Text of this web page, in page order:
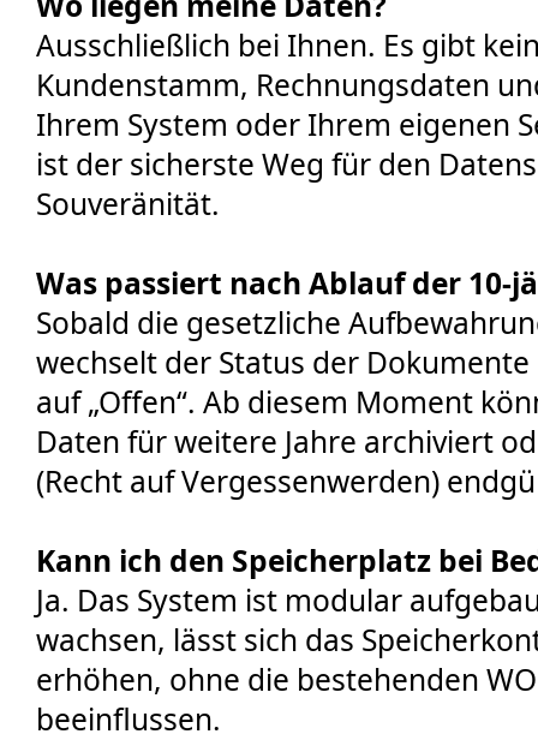
Ausschließlich bei Ihnen. Es gibt
Kundenstamm, Rechnungsdaten
Ihrem System oder Ihrem eigenen
ist der sicherste Weg für den
Souveränität.
Was passiert nach Ablauf der 10-
Sobald die gesetzliche
wechselt der Status der
auf „Offen“. Ab diesem Moment
Daten für weitere Jahre archiviert
(Recht auf Vergessenwerden)
Kann ich den Speicherplatz bei
Ja. Das System ist modular
wachsen, lässt sich das
erhöhen, ohne die bestehenden
beeinflussen.